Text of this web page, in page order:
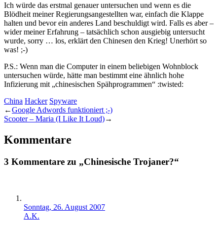
Ich würde das erstmal genauer untersuchen und wenn es die
Blödheit meiner Regierungsangestellten war, einfach die Klappe
halten und bevor ein anderes Land beschuldigt wird. Falls es aber –
wider meiner Erfahrung – tatsächlich schon ausgiebig untersucht
wurde, sorry … los, erklärt den Chinesen den Krieg! Unerhört so
was! ;-)
P.S.: Wenn man die Computer in einem beliebigen Wohnblock
untersuchen würde, hätte man bestimmt eine ähnlich hohe
Infizierung mit „chinesischen Spähprogrammen“ :twisted:
China Hacker Spyware
←Google Adwords funktioniert ;-)
Scooter – Maria (I Like It Loud)→
Kommentare
3 Kommentare zu „Chinesische Trojaner?“
Sonntag, 26. August 2007
A.K.